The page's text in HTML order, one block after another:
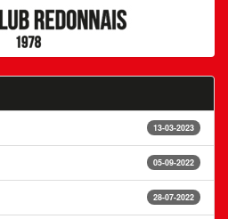
13-03-2023
05-09-2022
28-07-2022